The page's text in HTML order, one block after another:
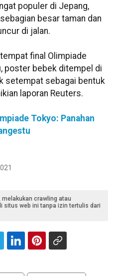
populer di Jepang,
besar taman dan
di jalan.
final Olimpiade
poster bebek ditempel di
setempat sebagai bentuk
laporan Reuters.
Tokyo: Panahan
crawling atau
situs web ini tanpa izin tertulis dari